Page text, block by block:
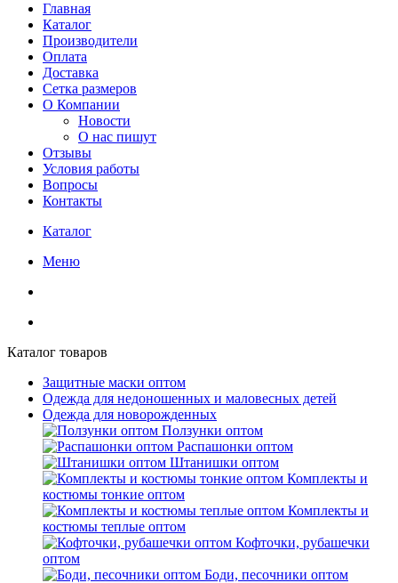
Главная
Каталог
Производители
Оплата
Доставка
Сетка размеров
О Компании
Новости
О нас пишут
Отзывы
Условия работы
Вопросы
Контакты
Каталог
Меню
Каталог товаров
Защитные маски оптом
Одежда для недоношенных и маловесных детей
Одежда для новорожденных
Ползунки оптом
Распашонки оптом
Штанишки оптом
Комплекты и
костюмы тонкие оптом
Комплекты и
костюмы теплые оптом
Кофточки, рубашечки
оптом
Боди, песочники оптом